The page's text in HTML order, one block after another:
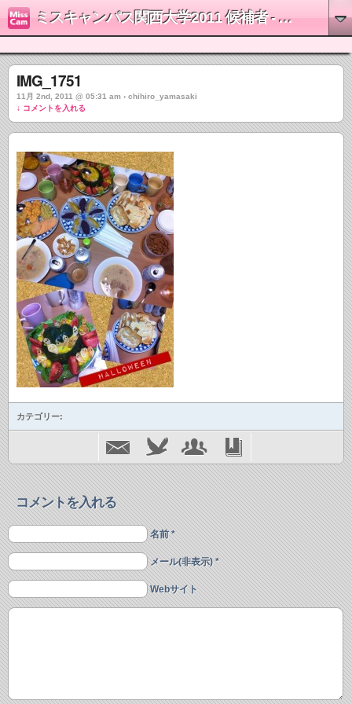
ミスキャンパス関西大学2011 候補者 - 山崎千裕
IMG_1751
11月 2nd, 2011 @ 05:31 am › chihiro_yamasaki
↓ コメントを入れる
カテゴリー:
コメントを入れる
名前 *
メール(非表示) *
Webサイト